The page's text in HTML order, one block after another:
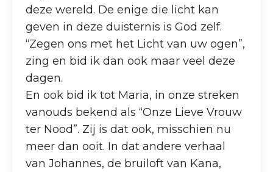
deze wereld. De enige die licht kan
geven in deze duisternis is God zelf.
“Zegen ons met het Licht van uw ogen”,
zing en bid ik dan ook maar veel deze
dagen.
En ook bid ik tot Maria, in onze streken
vanouds bekend als “Onze Lieve Vrouw
ter Nood”. Zij is dat ook, misschien nu
meer dan ooit. In dat andere verhaal
van Johannes, de bruiloft van Kana,